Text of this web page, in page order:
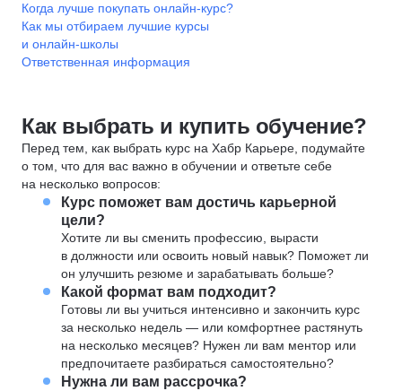
Когда лучше покупать онлайн-курс?
Как мы отбираем лучшие курсы
и онлайн-школы
Ответственная информация
Как выбрать и купить обучение?
Перед тем, как выбрать курс на Хабр Карьере, подумайте
о том, что для вас важно в обучении и ответьте себе
на несколько вопросов:
Курс поможет вам достичь карьерной
цели?
Хотите ли вы сменить профессию, вырасти
в должности или освоить новый навык? Поможет ли
он улучшить резюме и зарабатывать больше?
Какой формат вам подходит?
Готовы ли вы учиться интенсивно и закончить курс
за несколько недель — или комфортнее растянуть
на несколько месяцев? Нужен ли вам ментор или
предпочитаете разбираться самостоятельно?
Нужна ли вам рассрочка?